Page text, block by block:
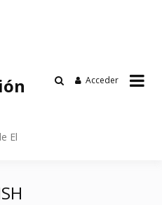
El
Acceder